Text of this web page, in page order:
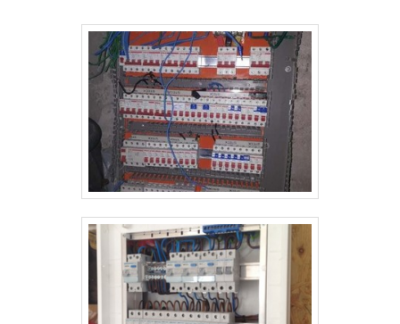
garantindo o que há de melhor na
atualidade.Discorrendo ainda sobre quadro geral de
distribuição, sempre deve-se buscar uma empresa
que tenha produtos e serviços com ótima qualidade e
proteção, detalhes primordiais que são deixados de
lado por muitas empresas que não focam na
fidelização do cliente.É importante lembrar que o
produto deve sempre ser adquirido com empresas
especializadas no segmento. Esse tipo de cuidado
ajuda a garantir a qualidade e durabilidade dos
materiais, além de evitar prejuízos com substituições
frequentes de produtos que não cumprem com suas
funções adequadamente. Assim, é possível poupar
gastos desnecessários.Existem diversos motivos